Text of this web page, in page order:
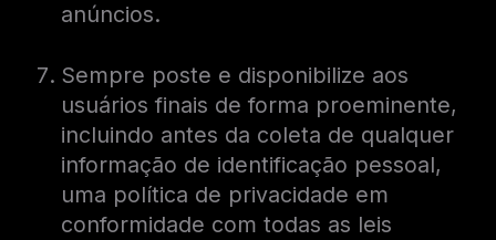
anúncios.
Sempre poste e disponibilize aos
usuários finais de forma proeminente,
incluindo antes da coleta de qualquer
informação de identificação pessoal,
uma política de privacidade em
conformidade com todas as leis